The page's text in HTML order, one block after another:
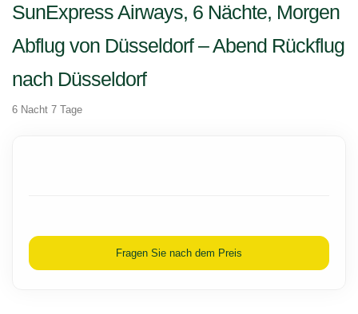
SunExpress Airways, 6 Nächte, Morgen
Abflug von Düsseldorf – Abend Rückflug
nach Düsseldorf
6 Nacht 7 Tage
Fragen Sie nach dem Preis